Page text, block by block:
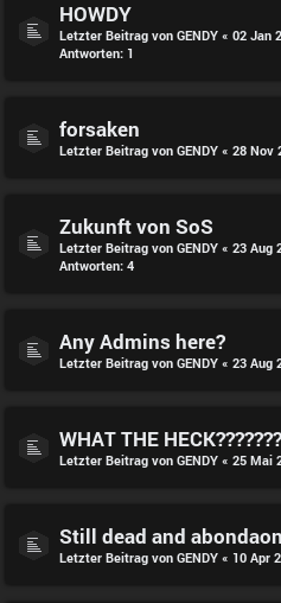
HOWDY
Letzter Beitrag von GENDY « 02 Jan
Antworten: 1
forsaken
Letzter Beitrag von GENDY « 28 Nov
Zukunft von SoS
Letzter Beitrag von GENDY « 23 Aug
Antworten: 4
Any Admins here?
Letzter Beitrag von GENDY « 23 Aug
WHAT THE
Letzter Beitrag von GENDY « 25 Mai
Still dead and
Letzter Beitrag von GENDY « 10 Apr